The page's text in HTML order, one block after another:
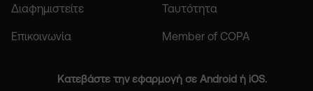
Διαφημιστείτε Ταυτότητα
Επικοινωνία Member of COPA
Κατεβάστε την εφαρμογή σε Android ή iOS.